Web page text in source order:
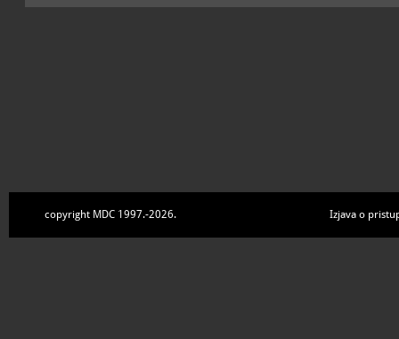
copyright MDC 1997.-2026. Izjava o